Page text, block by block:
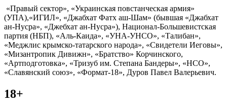
«Правый сектор», «Украинская повстанческая армия»
(УПА),«ИГИЛ», «Джабхат Фатх аш-Шам» (бывшая «Джабхат
ан-Нусра», «Джебхат ан-Нусра»), Национал-Большевистская
партия (НБП), «Аль-Каида», «УНА-УНСО», «Талибан»,
«Меджлис крымско-татарского народа», «Свидетели Иеговы»,
«Мизантропик Дивижн», «Братство» Корчинского,
«Артподготовка», «Тризуб им. Степана Бандеры», «НСО»,
«Славянский союз», «Формат-18», Дуров Павел Валерьевич.
18+